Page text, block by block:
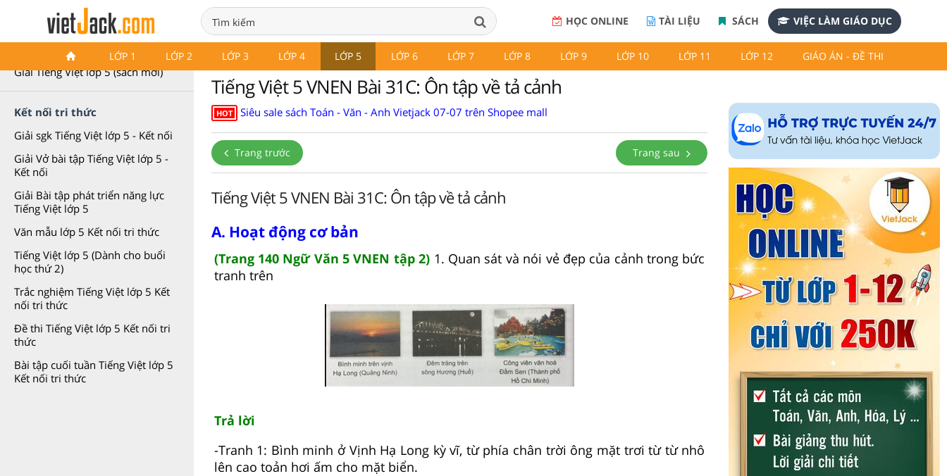
HỌC ONLINE TÀI LIỆU SÁCH VIỆC LÀM GIÁO DỤC
LỚP 1 LỚP 2 LỚP 3 LỚP 4 LỚP 5 LỚP 6 LỚP 7 LỚP 8 LỚP 9 LỚP 10 LỚP 11 LỚP 12 GIÁO ÁN - ĐỀ THI
Tiếng Việt lớp 5
Giải Tiếng Việt lớp 5 (sách mới)
Kết nối tri thức
Giải sgk Tiếng Việt lớp 5 - Kết nối
Giải Vở bài tập Tiếng Việt lớp 5 -
Kết nối
Giải Bài tập phát triển năng lực
Tiếng Việt lớp 5
Văn mẫu lớp 5 Kết nối tri thức
Tiếng Việt lớp 5 (Dành cho buổi
học thứ 2)
Trắc nghiệm Tiếng Việt lớp 5 Kết
nối tri thức
Đề thi Tiếng Việt lớp 5 Kết nối tri
thức
Bài tập cuối tuần Tiếng Việt lớp 5
Kết nối tri thức
Tiếng Việt 5 VNEN Bài 31C: Ôn tập về tả cảnh
HOT Siêu sale sách Toán - Văn - Anh Vietjack 07-07 trên Shopee mall
Trang trước Trang sau
Tiếng Việt 5 VNEN Bài 31C: Ôn tập về tả cảnh
A. Hoạt động cơ bản
(Trang 140 Ngữ Văn 5 VNEN tập 2) 1. Quan sát và nói vẻ đẹp của cảnh trong bức
tranh trên
Trả lời
-Tranh 1: Bình minh ở Vịnh Hạ Long kỳ vĩ, từ phía chân trời ông mặt trơi từ từ nhô
lên cao toản hơi ấm cho mặt biển.